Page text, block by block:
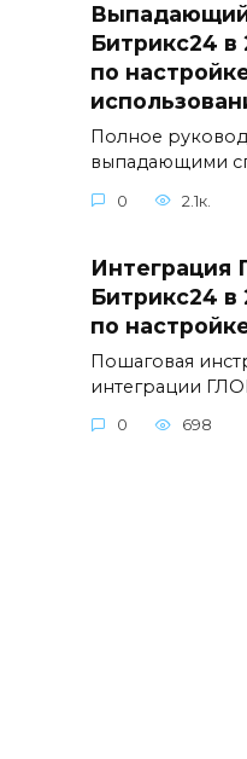
Выпадающий
Битрикс24 в
по
Полное
выпадающими
0 2.1к.
Интеграция
Битрикс24 в
по
Пошаговая
интеграции
0 698